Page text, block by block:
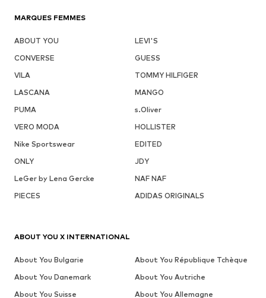
MARQUES FEMMES
ABOUT YOU
LEVI'S
CONVERSE
GUESS
VILA
TOMMY HILFIGER
LASCANA
MANGO
PUMA
s.Oliver
VERO MODA
HOLLISTER
Nike Sportswear
EDITED
ONLY
JDY
LeGer by Lena Gercke
NAF NAF
PIECES
ADIDAS ORIGINALS
ABOUT YOU X INTERNATIONAL
About You Bulgarie
About You République Tchèque
About You Danemark
About You Autriche
About You Suisse
About You Allemagne